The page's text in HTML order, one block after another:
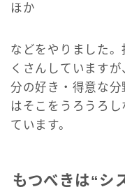
ほか
などをやりました
くさんしています
分の好き・得意な
はそこをうろうろ
ています。
もつべきは“シ